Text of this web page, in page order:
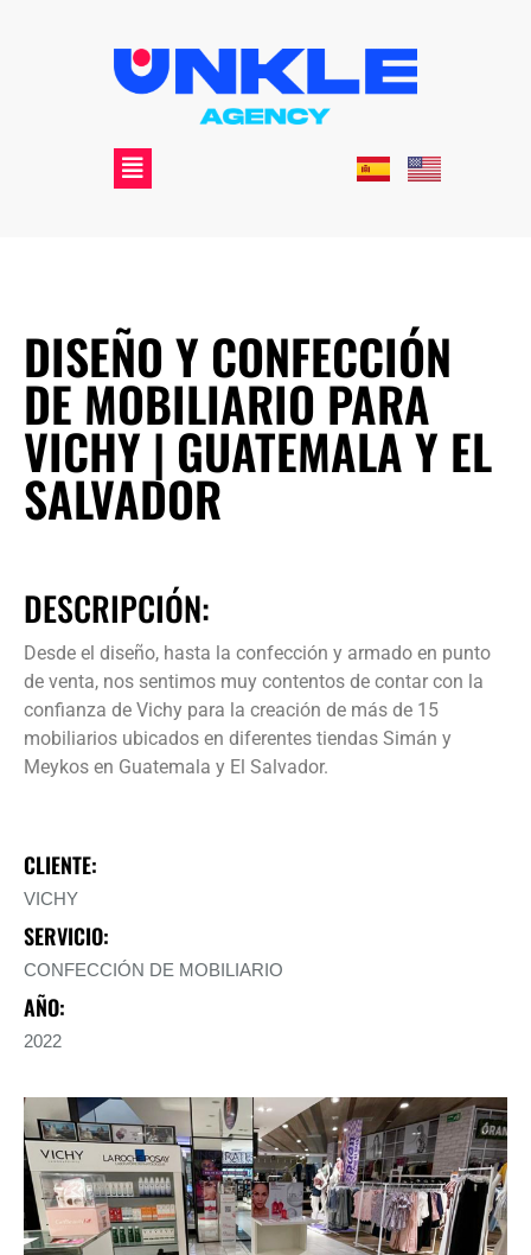
DISEÑO Y CONFECCIÓN
DE MOBILIARIO PARA
VICHY | GUATEMALA Y EL
SALVADOR
DESCRIPCIÓN:
Desde el diseño, hasta la confección y armado en punto
de venta, nos sentimos muy contentos de contar con la
confianza de Vichy para la creación de más de 15
mobiliarios ubicados en diferentes tiendas Simán y
Meykos en Guatemala y El Salvador.
CLIENTE:
VICHY
SERVICIO:
CONFECCIÓN DE MOBILIARIO
AÑO:
2022